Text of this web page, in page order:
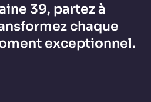
39, partez à
chaque
exceptionnel.